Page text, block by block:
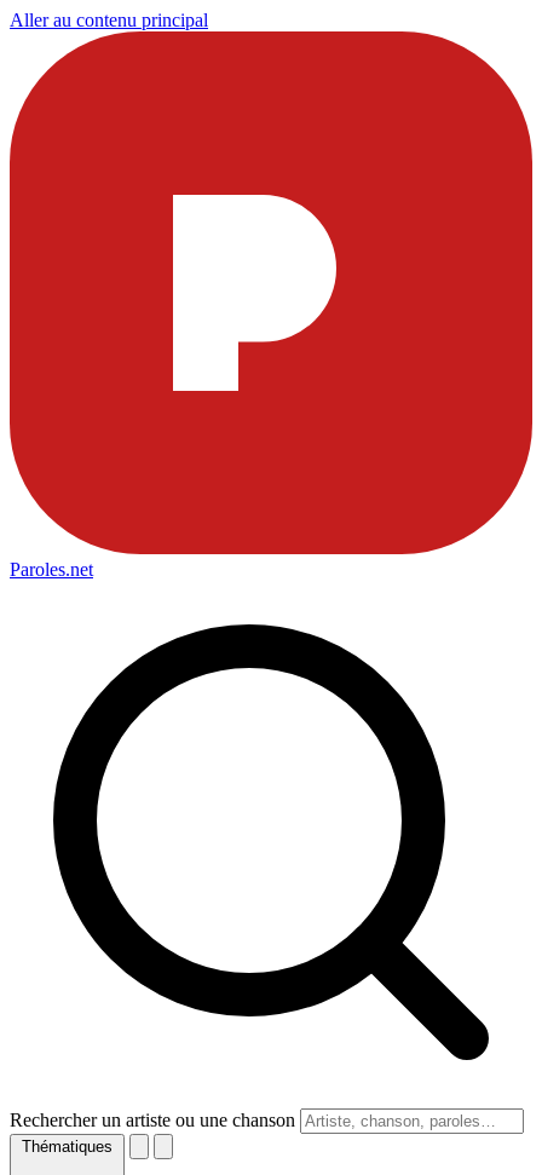
Aller au contenu principal
Paroles.net
Rechercher un artiste ou une chanson
Thématiques